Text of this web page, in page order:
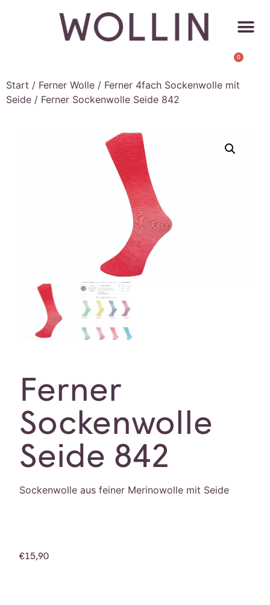
0
Start / Ferner Wolle / Ferner 4fach Sockenwolle mit
Seide / Ferner Sockenwolle Seide 842
Ferner
Sockenwolle
Seide 842
Sockenwolle aus feiner Merinowolle mit Seide
€15,90